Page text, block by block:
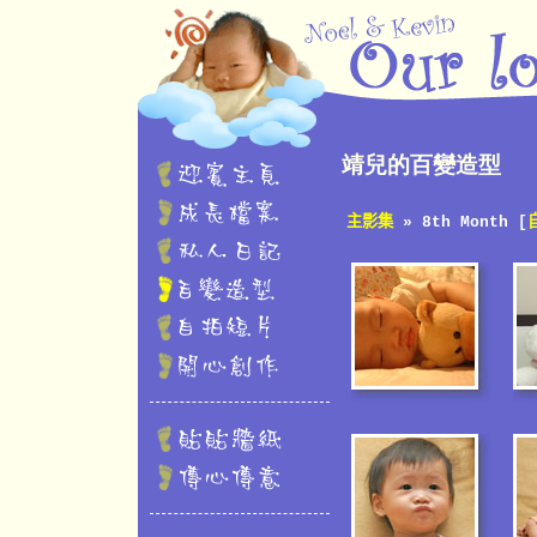
靖兒的百變造型
主影集» 8th Month [